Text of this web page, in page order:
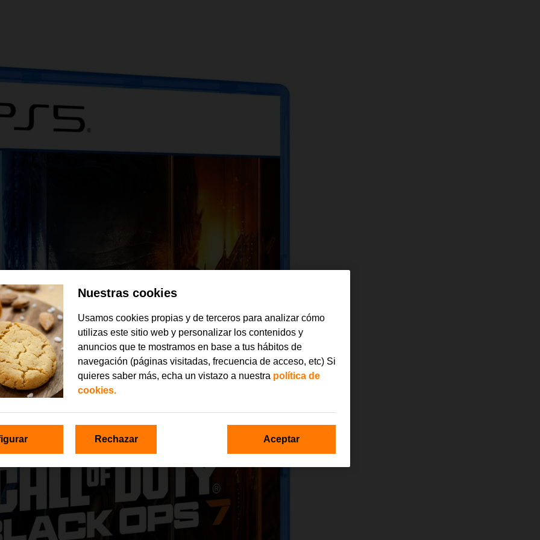
Nuestras cookies
Usamos cookies propias y de terceros para analizar cómo
utilizas este sitio web y personalizar los contenidos y
anuncios que te mostramos en base a tus hábitos de
navegación (páginas visitadas, frecuencia de acceso, etc) Si
quieres saber más, echa un vistazo a nuestra política de
cookies.
Rechazar Aceptar